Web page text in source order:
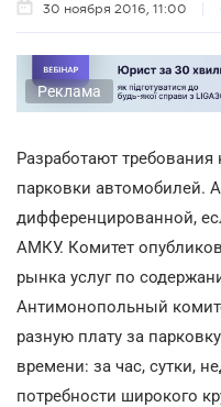
30 ноября 2016, 11:00
Реклама
Разработают
парковки автомобилей.
дифференцированной,
АМКУ. Комитет
рынка услуг по
Антимонопольный
разную плату за
времени: за час, сутки,
потребности широкого